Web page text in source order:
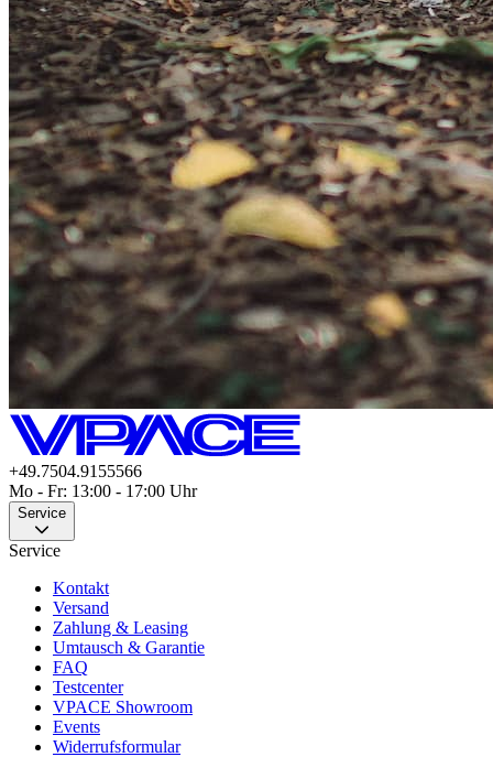
+49.7504.9155566
Mo - Fr: 13:00 - 17:00 Uhr
Service
Service
Kontakt
Versand
Zahlung & Leasing
Umtausch & Garantie
FAQ
Testcenter
VPACE Showroom
Events
Widerrufsformular